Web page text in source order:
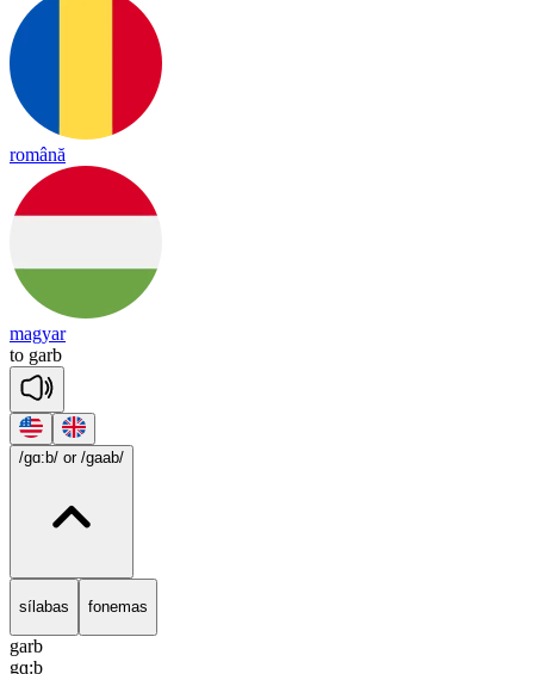
română
magyar
to garb
/gɑ:b/ or /gaab/
sílabas fonemas
garb
gɑ:b